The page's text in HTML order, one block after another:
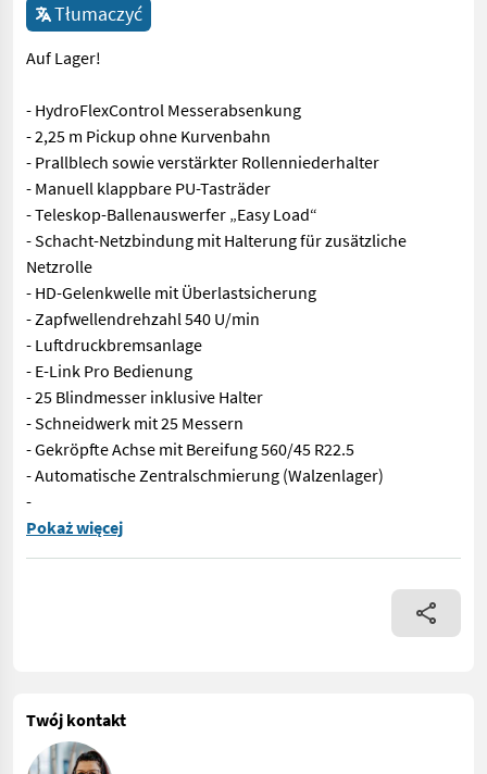
Tłumaczyć
Auf Lager!
- HydroFlexControl Messerabsenkung
- 2,25 m Pickup ohne Kurvenbahn
- Prallblech sowie verstärkter Rollenniederhalter
- Manuell klappbare PU-Tasträder
- Teleskop-Ballenauswerfer „Easy Load“
- Schacht-Netzbindung mit Halterung für zusätzliche
Netzrolle
- HD-Gelenkwelle mit Überlastsicherung
- Zapfwellendrehzahl 540 U/min
- Luftdruckbremsanlage
- E-Link Pro Bedienung
- 25 Blindmesser inklusive Halter
- Schneidwerk mit 25 Messern
- Gekröpfte Achse mit Bereifung 560/45 R22.5
- Automatische Zentralschmierung (Walzenlager)
-
Auf Lager! - HydroFlexControl Messerabsenkung - 2,25 m
Pokaż więcej
Twój kontakt